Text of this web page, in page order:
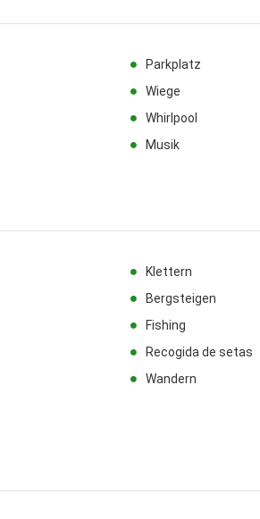
Parkplatz
Wiege
Whirlpool
Musik
Klettern
Bergsteigen
Fishing
Recogida de setas
Wandern